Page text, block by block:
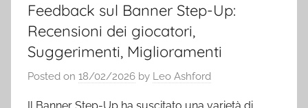
Feedback sul Banner Step-Up:
Recensioni dei giocatori,
Suggerimenti, Miglioramenti
Posted on 18/02/2026 by Leo Ashford
Il Banner Step-Up ha suscitato una varietà di